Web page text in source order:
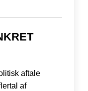
aftale
af